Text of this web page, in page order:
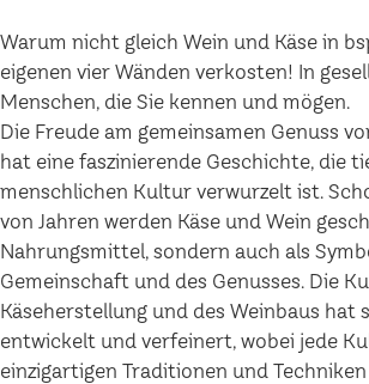
Warum nicht gleich Wein und Käse in
eigenen vier Wänden verkosten! In
Menschen, die Sie kennen und mögen.
Die Freude am gemeinsamen Genuss
hat eine faszinierende Geschichte, die
menschlichen Kultur verwurzelt ist.
von Jahren werden Käse und Wein
Nahrungsmittel, sondern auch als
Gemeinschaft und des Genusses. Die
Käseherstellung und des Weinbaus hat
entwickelt und verfeinert, wobei jede
einzigartigen Traditionen und